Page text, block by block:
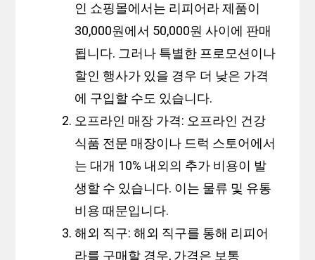
인 쇼핑몰에서는 리피어라 제품이
30,000원에서 50,000원 사이에 판매
됩니다. 그러나 특별한 프로모션이나
할인 행사가 있을 경우 더 낮은 가격
에 구입할 수도 있습니다.
오프라인 매장 가격: 오프라인 건강
식품 전문 매장이나 드럭 스토어에서
는 대개 10% 내외의 추가 비용이 발
생할 수 있습니다. 이는 물류 및 유통
비용 때문입니다.
해외 직구: 해외 직구를 통해 리피어
라를 구매할 경우, 가격은 보통